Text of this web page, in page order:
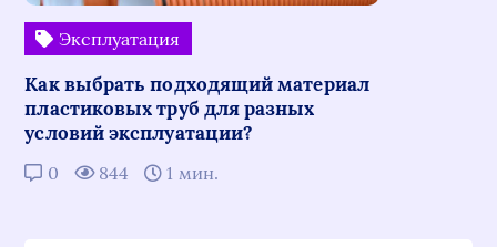
Эксплуатация
Как выбрать подходящий материал
пластиковых труб для разных
условий эксплуатации?
0 844 1 мин.